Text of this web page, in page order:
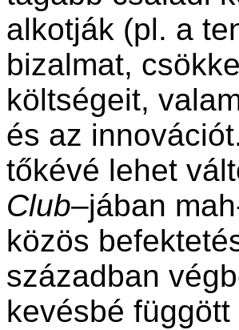
alkotják (pl. a
bizalmat,
költségeit,
és az
tőkévé lehet
Club–jában
közös
században
kevésbé